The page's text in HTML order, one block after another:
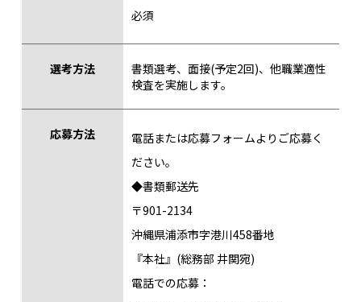
必須
選考方法
書類選考、面接(予定2回)、他職業適性
検査を実施します。
応募方法
電話または応募フォームよりご応募く
ださい。
◆書類郵送先
〒901-2134
沖縄県浦添市字港川458番地
『本社』(総務部 井関宛)
電話での応募：